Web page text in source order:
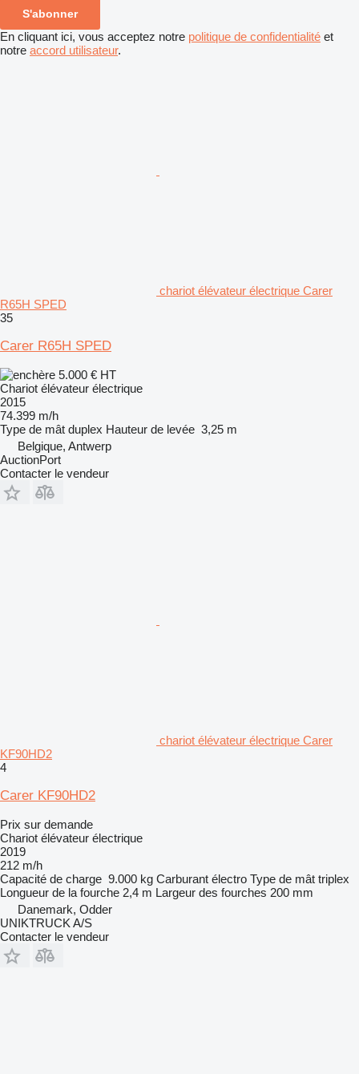
S'abonner
En cliquant ici, vous acceptez notre politique de confidentialité et
notre accord utilisateur.
chariot élévateur électrique Carer
R65H SPED
35
Carer R65H SPED
5.000 € HT
Chariot élévateur électrique
2015
74.399 m/h
Type de mât duplex Hauteur de levée 3,25 m
Belgique, Antwerp
AuctionPort
Contacter le vendeur
chariot élévateur électrique Carer
KF90HD2
4
Carer KF90HD2
Prix sur demande
Chariot élévateur électrique
2019
212 m/h
Capacité de charge 9.000 kg Carburant électro Type de mât triplex
Longueur de la fourche 2,4 m Largeur des fourches 200 mm
Danemark, Odder
UNIKTRUCK A/S
Contacter le vendeur